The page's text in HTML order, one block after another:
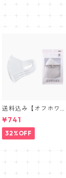
送料込み【オフホワイ
ト】パステルマスク三
層構造３D【PASTEL
MASK】抗菌防臭・肌
に優しい布マスク 3
¥741
32%OFF